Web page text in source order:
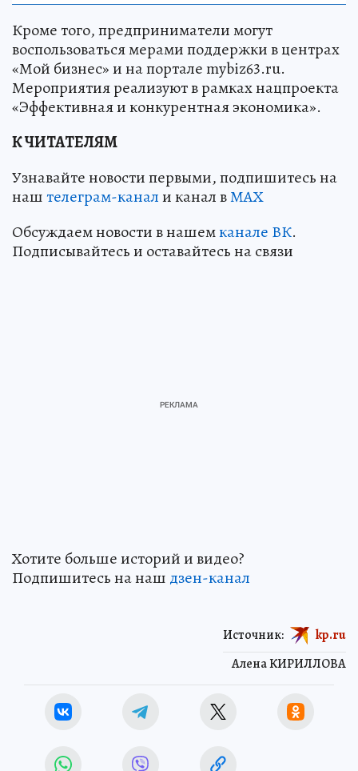
Кроме того, предприниматели могут
воспользоваться мерами поддержки в центрах
«Мой бизнес» и на портале mybiz63.ru.
Мероприятия реализуют в рамках нацпроекта
«Эффективная и конкурентная экономика».
К ЧИТАТЕЛЯМ
Узнавайте новости первыми, подпишитесь на
наштелеграм-канали канал вМАХ
Обсуждаем новости в нашемканале ВК.
Подписывайтесь и оставайтесь на связи
Хотите больше историй и видео?
Подпишитесь на наш дзен-канал
Алена КИРИЛЛОВА
Источник: kp.ru